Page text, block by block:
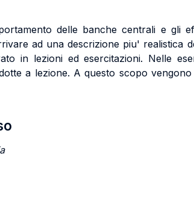
delle banche centrali e gli
ad una descrizione piu' realistica
in lezioni ed esercitazioni. Nelle
a lezione. A questo scopo